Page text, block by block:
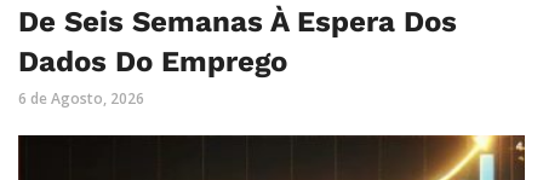
De Seis Semanas À Espera Dos
Dados Do Emprego
6 de Agosto, 2026